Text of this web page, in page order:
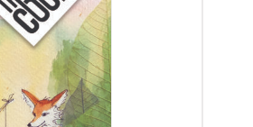
Adhésion Fragments 2025
À la une